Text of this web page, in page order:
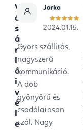
V
á
s
á
r
l
ó
i
v
é
l
e
Jarka
2024.01.15.
Gyors szállítás,
nagyszerű
kommunikáció.
A dob
gyönyörű és
csodálatosan
szól. Nagy